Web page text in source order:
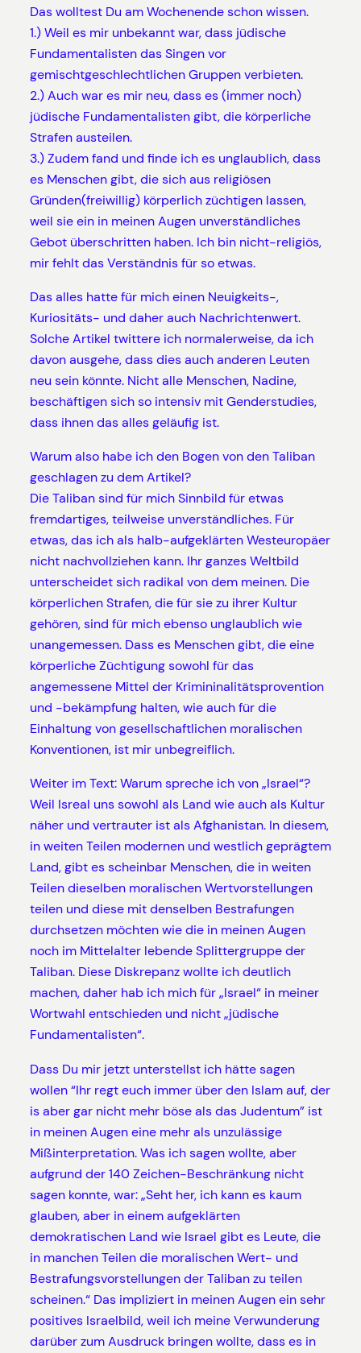
Das wolltest Du am Wochenende schon wissen.
1.) Weil es mir unbekannt war, dass jüdische
Fundamentalisten das Singen vor
gemischtgeschlechtlichen Gruppen verbieten.
2.) Auch war es mir neu, dass es (immer noch)
jüdische Fundamentalisten gibt, die körperliche
Strafen austeilen.
3.) Zudem fand und finde ich es unglaublich, dass
es Menschen gibt, die sich aus religiösen
Gründen(freiwillig) körperlich züchtigen lassen,
weil sie ein in meinen Augen unverständliches
Gebot überschritten haben. Ich bin nicht-religiös,
mir fehlt das Verständnis für so etwas.
Das alles hatte für mich einen Neuigkeits-,
Kuriositäts- und daher auch Nachrichtenwert.
Solche Artikel twittere ich normalerweise, da ich
davon ausgehe, dass dies auch anderen Leuten
neu sein könnte. Nicht alle Menschen, Nadine,
beschäftigen sich so intensiv mit Genderstudies,
dass ihnen das alles geläufig ist.
Warum also habe ich den Bogen von den Taliban
geschlagen zu dem Artikel?
Die Taliban sind für mich Sinnbild für etwas
fremdartiges, teilweise unverständliches. Für
etwas, das ich als halb-aufgeklärten Westeuropäer
nicht nachvollziehen kann. Ihr ganzes Weltbild
unterscheidet sich radikal von dem meinen. Die
körperlichen Strafen, die für sie zu ihrer Kultur
gehören, sind für mich ebenso unglaublich wie
unangemessen. Dass es Menschen gibt, die eine
körperliche Züchtigung sowohl für das
angemessene Mittel der Krimininalitätsprovention
und -bekämpfung halten, wie auch für die
Einhaltung von gesellschaftlichen moralischen
Konventionen, ist mir unbegreiflich.
Weiter im Text: Warum spreche ich von „Israel“?
Weil Isreal uns sowohl als Land wie auch als Kultur
näher und vertrauter ist als Afghanistan. In diesem,
in weiten Teilen modernen und westlich geprägtem
Land, gibt es scheinbar Menschen, die in weiten
Teilen dieselben moralischen Wertvorstellungen
teilen und diese mit denselben Bestrafungen
durchsetzen möchten wie die in meinen Augen
noch im Mittelalter lebende Splittergruppe der
Taliban. Diese Diskrepanz wollte ich deutlich
machen, daher hab ich mich für „Israel“ in meiner
Wortwahl entschieden und nicht „jüdische
Fundamentalisten“.
Dass Du mir jetzt unterstellst ich hätte sagen
wollen “Ihr regt euch immer über den Islam auf, der
is aber gar nicht mehr böse als das Judentum” ist
in meinen Augen eine mehr als unzulässige
Mißinterpretation. Was ich sagen wollte, aber
aufgrund der 140 Zeichen-Beschränkung nicht
sagen konnte, war: „Seht her, ich kann es kaum
glauben, aber in einem aufgeklärten
demokratischen Land wie Israel gibt es Leute, die
in manchen Teilen die moralischen Wert- und
Bestrafungsvorstellungen der Taliban zu teilen
scheinen.“ Das impliziert in meinen Augen ein sehr
positives Israelbild, weil ich meine Verwunderung
darüber zum Ausdruck bringen wollte, dass es in